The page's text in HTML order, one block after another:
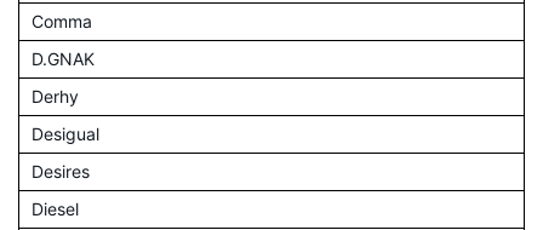
Comma
D.GNAK
Derhy
Desigual
Desires
Diesel